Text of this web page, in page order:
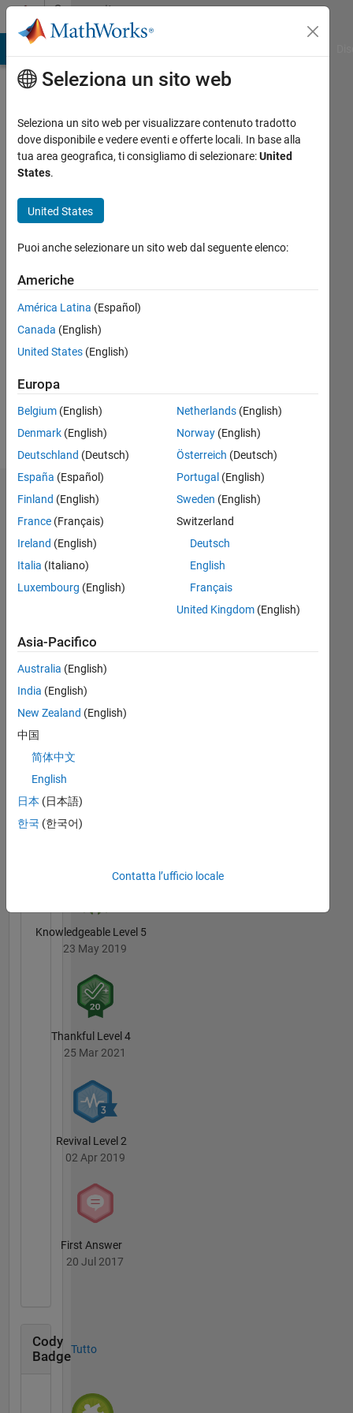
Vai al contenutoCommunity
Profile
Bob
Thompson
Last
circa 4
Attivo
Followers:
Follow
Badge
Bob
Thompson's
MATLAB
24 Month Streak
Knowledgeable Level 5
23 May 2019
Thankful Level 4
25 Mar 2021
Revival Level 2
02 Apr 2019
First Answer
20 Jul 2017
Cody
Badge
Tutto
Seleziona un sito web
Seleziona un sito web per visualizzare contenuto tradotto
dove disponibile e vedere eventi e offerte locali. In base alla
tua area geografica, ti consigliamo di selezionare:United
States.
United States
Puoi anche selezionare un sito web dal seguente elenco:
Americhe
América Latina (Español)
Canada (English)
United States (English)
Europa
Belgium (English)
Denmark (English)
Deutschland (Deutsch)
España (Español)
Finland (English)
France (Français)
Ireland (English)
Italia (Italiano)
Luxembourg (English)
Netherlands(English)
Norway(English)
Österreich (Deutsch)
Portugal (English)
Sweden (English)
Switzerland
Deutsch
English
Français
United Kingdom(English)
Asia-Pacifico
Australia (English)
India (English)
New Zealand (English)
中国
简体中文
English
日本 (日本語)
한국 (한국어)
Contatta l’ufficio locale